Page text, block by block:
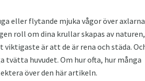
eller flytande mjuka vågor över
roll om dina krullar skapas av naturen,
är att de är rena och städa.
huvudet. Om hur ofta, hur många
över den här artikeln.